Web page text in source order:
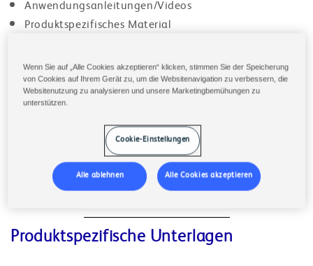
Anwendungsanleitungen/Videos
Produktspezifisches Material
weiter zu Diversey Deutschland
weiter zu Diversey Österreich
weiter zu Diversey Schweiz
Produktspezifische Unterlagen
Wenn Sie auf „Alle Cookies akzeptieren“ klicken, stimmen Sie der Speicherung
von Cookies auf Ihrem Gerät zu, um die Websitenavigation zu verbessern, die
Websitenutzung zu analysieren und unsere Marketingbemühungen zu
unterstützen.
Cookie-Einstellungen
Alle ablehnen
Alle Cookies akzeptieren